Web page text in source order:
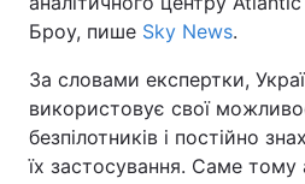
Броу, пише Sky News.
За словами експертки,
використовує свої
безпілотників і постійно
їх застосування. Саме тому